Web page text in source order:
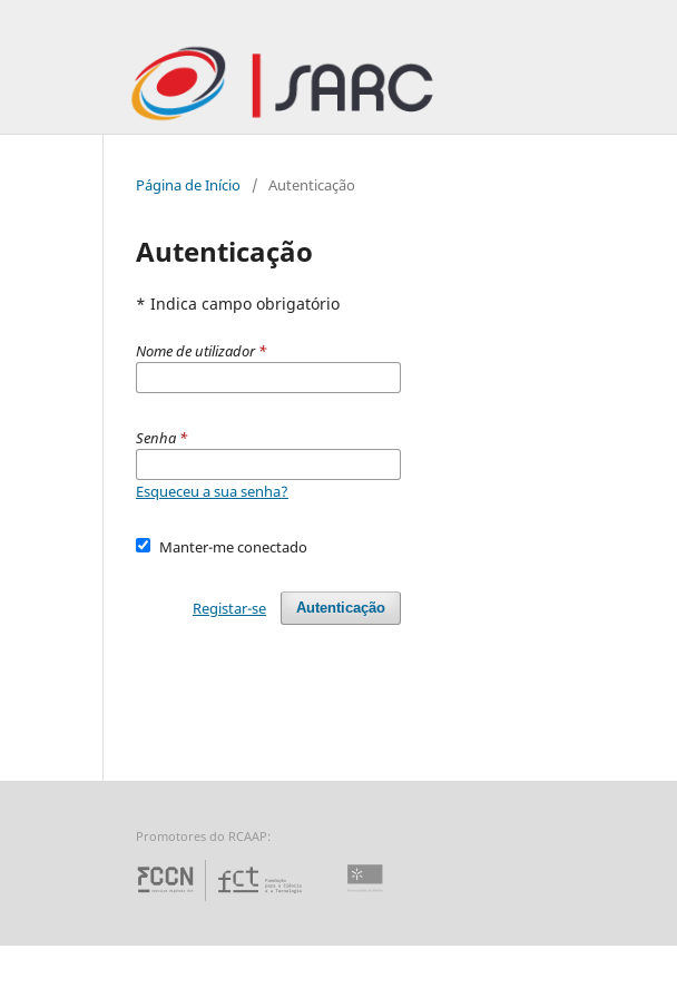
Página de Início / Autenticação
Autenticação
* Indica campo obrigatório
Nome de utilizador*
Senha *
Esqueceu a sua senha?
Manter-me conectado
Autenticação
Registar-se
Promotores do RCAAP:
Fundação para a Ciência e a Tecnologia -